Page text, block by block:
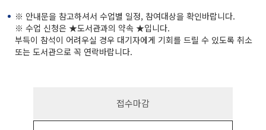
※ 안내문을 참고하셔서 수업별 일정, 참여대상을 확인바랍니다.
※ 수업 신청은 ★도서관과의 약속 ★입니다.
부득이 참석이 어려우실 경우 대기자에게 기회를 드릴 수 있도록 취소
또는 도서관으로 꼭 연락바랍니다.
접수마감